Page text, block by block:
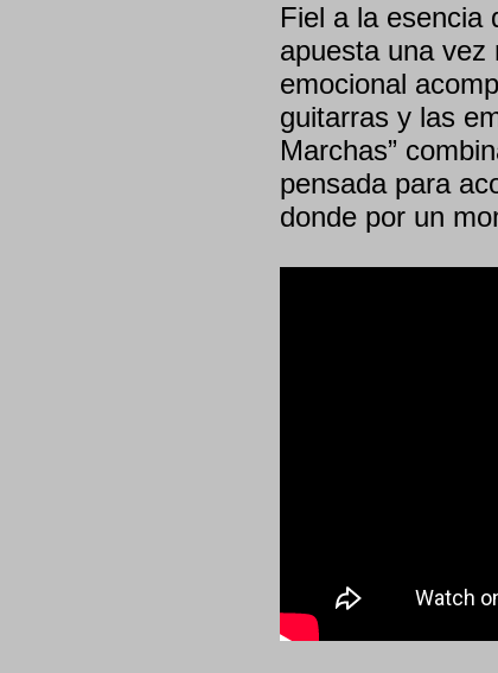
Fiel a la esencia
apuesta una vez
emocional
guitarras y las
Marchas”
pensada para
donde por un